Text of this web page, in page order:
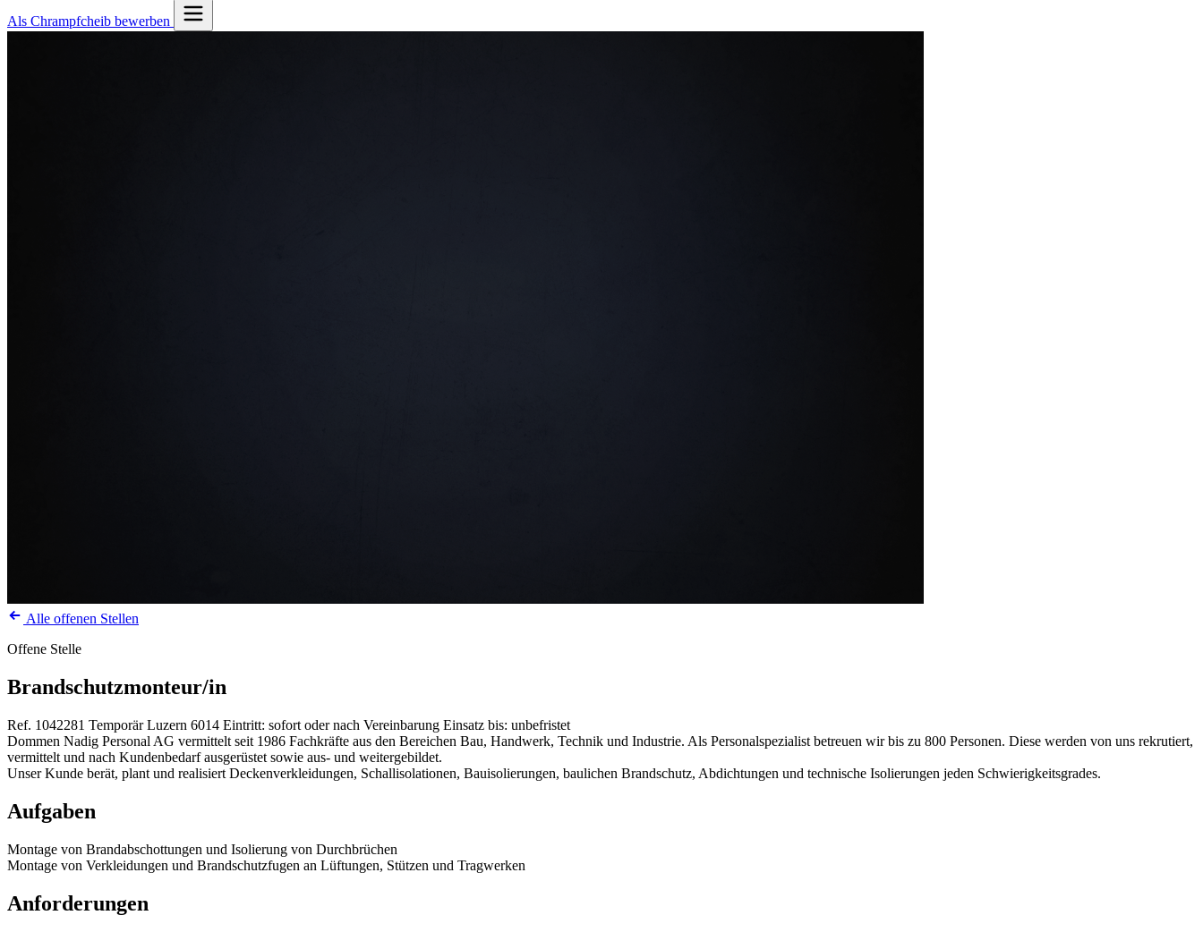
Als Chrampfcheib bewerben
Alle offenen Stellen
Offene Stelle
Brandschutzmonteur/in
Ref. 1042281 Temporär Luzern 6014 Eintritt: sofort oder nach Vereinbarung Einsatz bis: unbefristet
Dommen Nadig Personal AG vermittelt seit 1986 Fachkräfte aus den Bereichen Bau, Handwerk, Technik und Industrie. Als Personalspezialist betreuen wir bis zu 800 Personen. Diese werden von uns rekrutiert,
vermittelt und nach Kundenbedarf ausgerüstet sowie aus- und weitergebildet.
Unser Kunde berät, plant und realisiert Deckenverkleidungen, Schallisolationen, Bauisolierungen, baulichen Brandschutz, Abdichtungen und technische Isolierungen jeden Schwierigkeitsgrades.
Aufgaben
Montage von Brandabschottungen und Isolierung von Durchbrüchen
Montage von Verkleidungen und Brandschutzfugen an Lüftungen, Stützen und Tragwerken
Anforderungen